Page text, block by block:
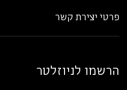
פרטי יצירת קשר
הרשמו לניוזלטר